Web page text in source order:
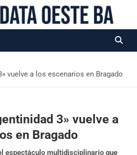
vuelve a los escenarios en Bragado
3» vuelve a
en Bragado
espectáculo multidisciplinario que